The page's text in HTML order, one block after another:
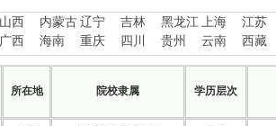
山西 内蒙古辽宁 吉林 黑龙江 上海 江苏
广西 海南 重庆 四川 贵州 云南 西藏
所在地 院校隶属 学历层次